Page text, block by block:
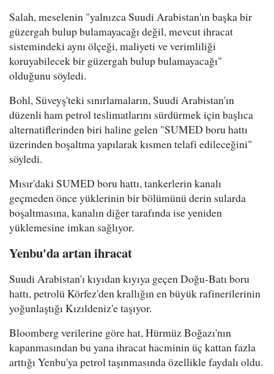
Salah, meselenin "yalnızca Suudi Arabistan'ın başka bir
güzergah bulup bulamayacağı değil, mevcut ihracat
sistemindeki aynı ölçeği, maliyeti ve verimliliği
koruyabilecek bir güzergah bulup bulamayacağı"
olduğunu söyledi.
Bohl, Süveyş'teki sınırlamaların, Suudi Arabistan'ın
düzenli ham petrol teslimatlarını sürdürmek için başlıca
alternatiflerinden biri haline gelen "SUMED boru hattı
üzerinden boşaltma yapılarak kısmen telafi edileceğini"
söyledi.
Mısır'daki SUMED boru hattı, tankerlerin kanalı
geçmeden önce yüklerinin bir bölümünü derin sularda
boşaltmasına, kanalın diğer tarafında ise yeniden
yüklemesine imkan sağlıyor.
Yenbu'da artan ihracat
Suudi Arabistan'ı kıyıdan kıyıya geçen Doğu-Batı boru
hattı, petrolü Körfez'den krallığın en büyük rafinerilerinin
yoğunlaştığı Kızıldeniz'e taşıyor.
Bloomberg verilerine göre hat, Hürmüz Boğazı'nın
kapanmasından bu yana ihracat hacminin üç kattan fazla
arttığı Yenbu'ya petrol taşınmasında özellikle faydalı oldu.